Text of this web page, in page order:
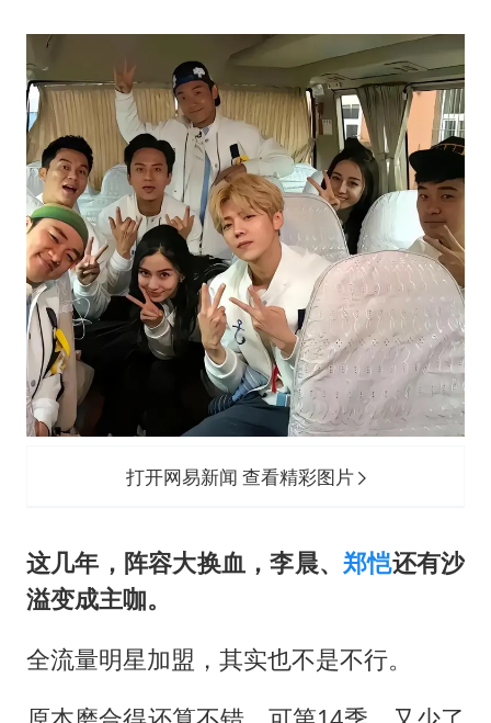
打开网易新闻 查看精彩图片
这几年，阵容大换血，李晨、郑恺还有沙
溢变成主咖。
全流量明星加盟，其实也不是不行。